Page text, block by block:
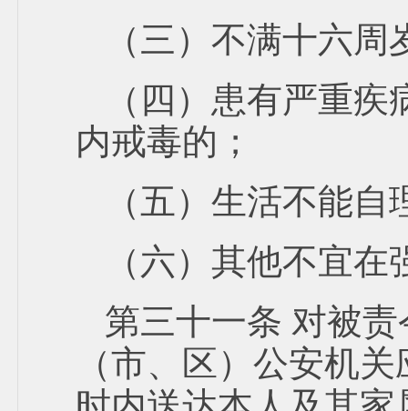
（三）不满十六周
（四）患有严重
内戒毒的；
（五）生活不能自
（六）其他不宜
第三十一条 对被
（市、区）公安机